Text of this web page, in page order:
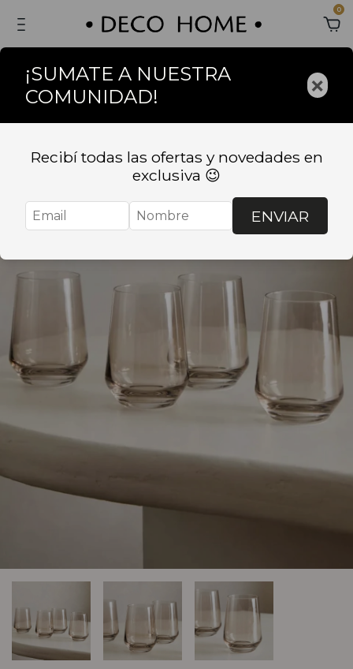
0
Sin stock
¡SUMATE A NUESTRA
COMUNIDAD!
×
Recibí todas las ofertas y novedades en
exclusiva 😉
ENVIAR